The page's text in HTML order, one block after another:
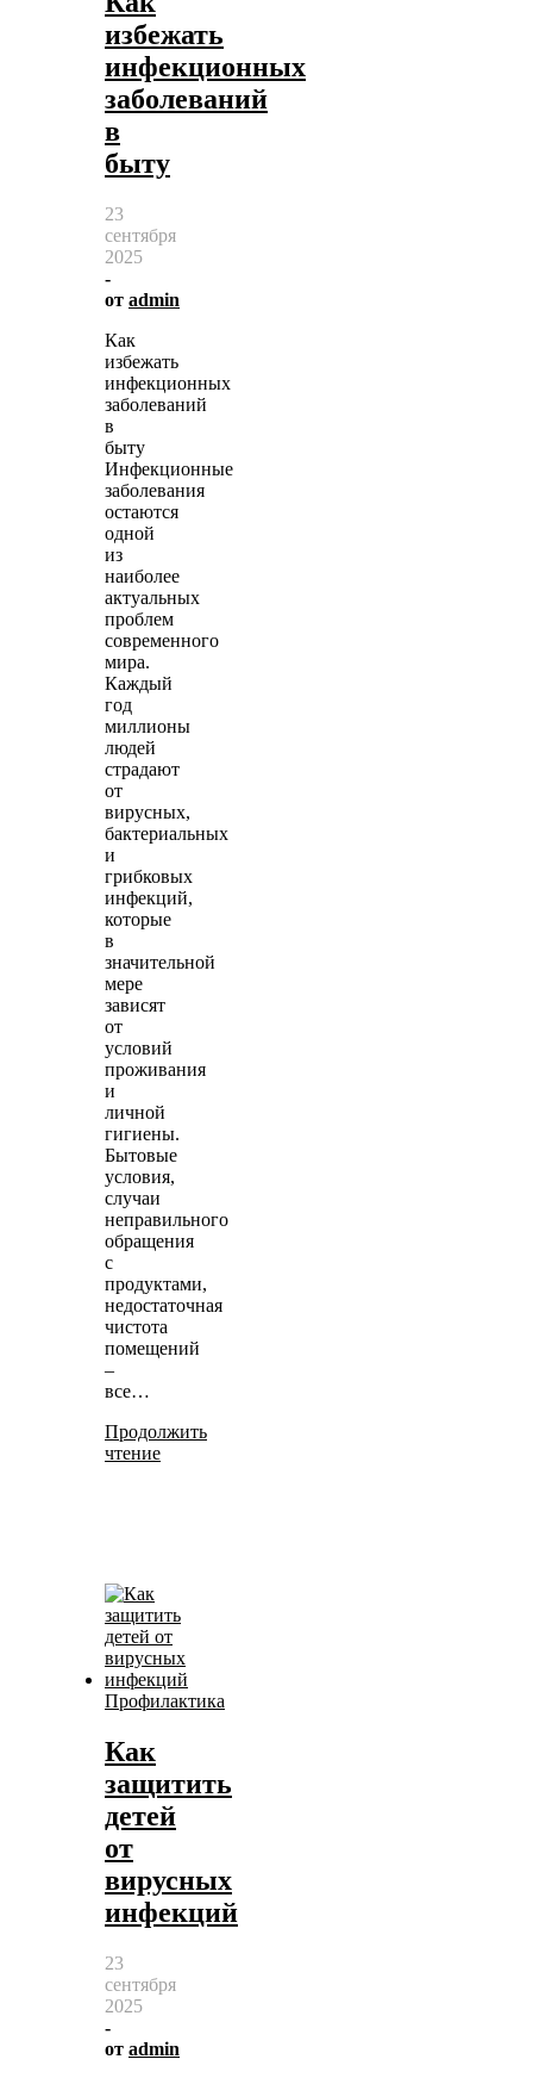
избежать
инфекционных
заболеваний
в
быту
23
сентября
2025
-
от admin
Как
избежать
инфекционных
заболеваний
в
быту
Инфекционные
заболевания
остаются
одной
из
наиболее
актуальных
проблем
современного
мира.
Каждый
год
миллионы
людей
страдают
от
вирусных,
бактериальных
и
грибковых
инфекций,
которые
в
значительной
мере
зависят
от
условий
проживания
и
личной
гигиены.
Бытовые
условия,
случаи
неправильного
обращения
с
продуктами,
недостаточная
чистота
помещений
–
все…
Продолжить
чтение
Профилактика
Как
защитить
детей
от
вирусных
инфекций
23
сентября
2025
-
от admin